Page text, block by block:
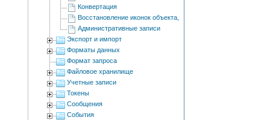
Конвертация
Восстановление иконок объекта, водителя, прицепа из бэкапа
Административные записи
Экспорт и импорт
Форматы данных
Формат запроса
Файловое хранилище
Учетные записи
Токены
Сообщения
События